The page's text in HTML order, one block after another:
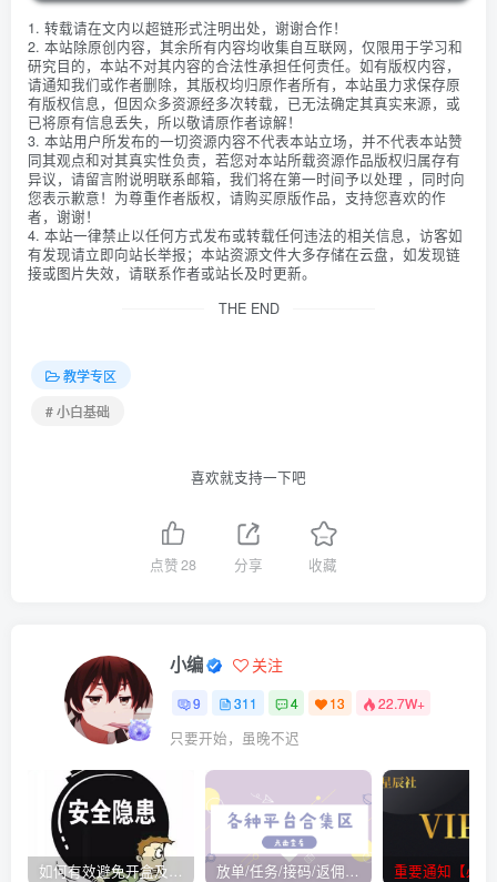
1. 转载请在文内以超链形式注明出处，谢谢合作！
2. 本站除原创内容，其余所有内容均收集自互联网，仅限用于学习和
研究目的，本站不对其内容的合法性承担任何责任。如有版权内容，
请通知我们或作者删除，其版权均归原作者所有，本站虽力求保存原
有版权信息，但因众多资源经多次转载，已无法确定其真实来源，或
已将原有信息丢失，所以敬请原作者谅解！
3. 本站用户所发布的一切资源内容不代表本站立场，并不代表本站赞
同其观点和对其真实性负责，若您对本站所载资源作品版权归属存有
异议，请留言附说明联系邮箱，我们将在第一时间予以处理 ，同时向
您表示歉意！为尊重作者版权，请购买原版作品，支持您喜欢的作
者，谢谢！
4. 本站一律禁止以任何方式发布或转载任何违法的相关信息，访客如
有发现请立即向站长举报；本站资源文件大多存储在云盘，如发现链
接或图片失效，请联系作者或站长及时更新。
THE END
教学专区
# 小白基础
喜欢就支持一下吧
点赞28 分享 收藏
小编 关注
9 311 4 13 22.7W+
只要开始，虽晚不迟
放单/任务/接码/返佣/平台/合集 重要通知【必